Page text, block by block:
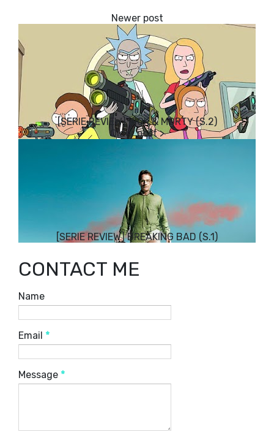
[SERIE REVIEW] RICK & MORTY (S.2)
[SERIE REVIEW] BREAKING BAD (S.1)
CONTACT ME
Name
Email *
Message *